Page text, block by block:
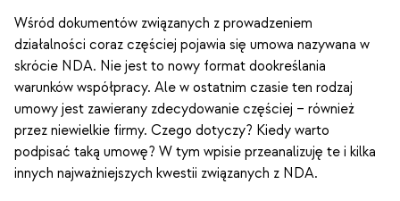
Wśród dokumentów związanych z prowadzeniem
działalności coraz częściej pojawia się umowa nazywana w
skrócie NDA. Nie jest to nowy format dookreślania
warunków współpracy. Ale w ostatnim czasie ten rodzaj
umowy jest zawierany zdecydowanie częściej – również
przez niewielkie firmy. Czego dotyczy? Kiedy warto
podpisać taką umowę? W tym wpisie przeanalizuję te i kilka
innych najważniejszych kwestii związanych z NDA.